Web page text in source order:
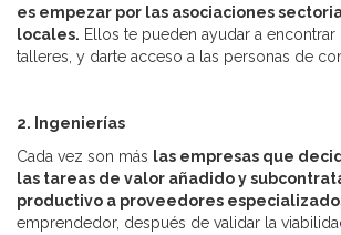
es empezar por las asociaciones
locales. Ellos te pueden ayudar a
talleres, y darte acceso a las personas de
2. Ingenierías
Cada vez son más las empresas que
las tareas de valor añadido y
productivo a proveedores
emprendedor, después de validar la